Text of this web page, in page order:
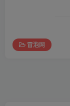
冒泡网